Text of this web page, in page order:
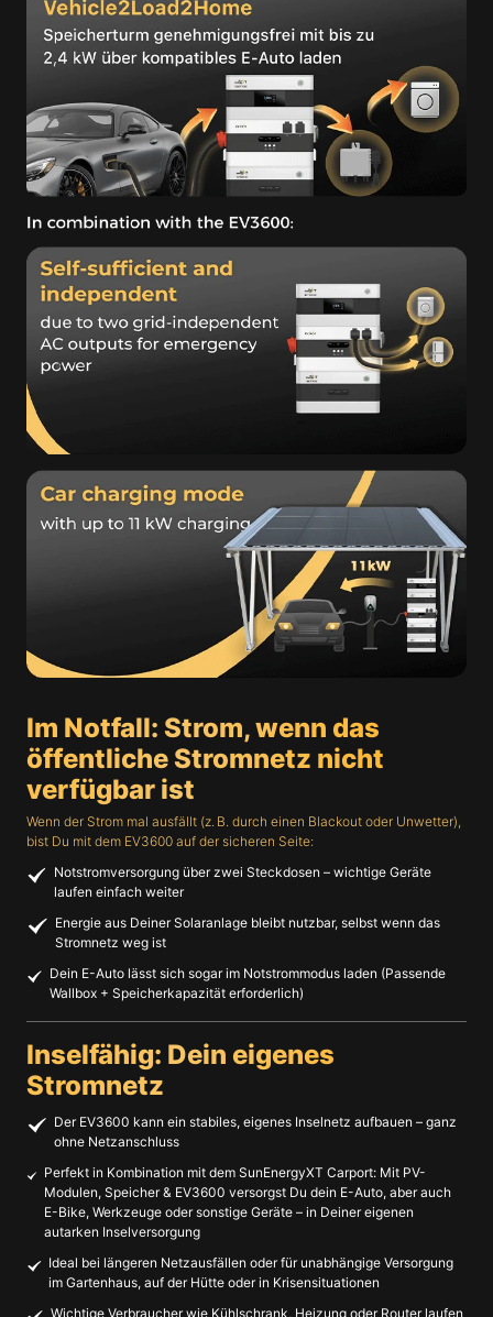
Im Notfall: Strom, wenn das
öffentliche Stromnetz nicht
verfügbar ist
Wenn der Strom mal ausfällt (z. B. durch einen Blackout oder Unwetter),
bist Du mit dem EV3600 auf der sicheren Seite:
Notstromversorgung über zwei Steckdosen – wichtige Geräte
laufen einfach weiter
Energie aus Deiner Solaranlage bleibt nutzbar, selbst wenn das
Stromnetz weg ist
Dein E-Auto lässt sich sogar im Notstrommodus laden (Passende
Wallbox + Speicherkapazität erforderlich)
Inselfähig: Dein eigenes
Stromnetz
Der EV3600 kann ein stabiles, eigenes Inselnetz aufbauen – ganz
ohne Netzanschluss
Perfekt in Kombination mit dem SunEnergyXT Carport: Mit PV-
Modulen, Speicher & EV3600 versorgst Du dein E-Auto, aber auch
E-Bike, Werkzeuge oder sonstige Geräte – in Deiner eigenen
autarken Inselversorgung
Ideal bei längeren Netzausfällen oder für unabhängige Versorgung
im Gartenhaus, auf der Hütte oder in Krisensituationen
Wichtige Verbraucher wie Kühlschrank, Heizung oder Router laufen